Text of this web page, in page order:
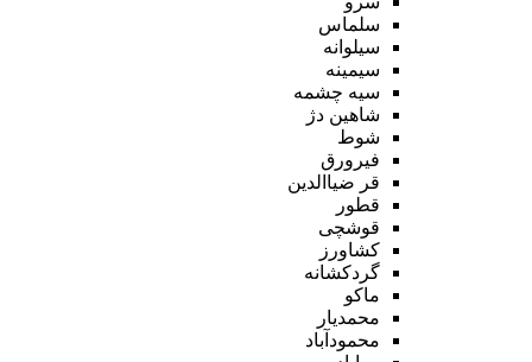
سلماس
سیلوانه
سیمینه
سیه چشمه
شاهین دژ
شوط
فیرورق
قر ضیاالدین
قطور
قوشچی
کشاورز
گردکشانه
ماکو
محمدیار
محمودآباد